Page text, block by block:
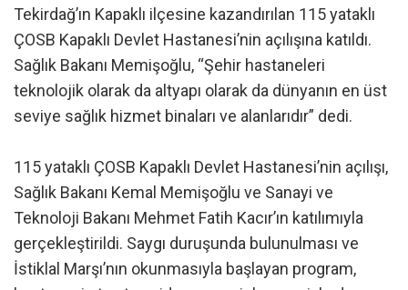
Tekirdağ’ın Kapaklı ilçesine kazandırılan 115 yataklı
ÇOSB Kapaklı Devlet Hastanesi’nin açılışına katıldı.
Sağlık Bakanı Memişoğlu, “Şehir hastaneleri
teknolojik olarak da altyapı olarak da dünyanın en üst
seviye sağlık hizmet binaları ve alanlarıdır” dedi.
115 yataklı ÇOSB Kapaklı Devlet Hastanesi’nin açılışı,
Sağlık Bakanı Kemal Memişoğlu ve Sanayi ve
Teknoloji Bakanı Mehmet Fatih Kacır’ın katılımıyla
gerçekleştirildi. Saygı duruşunda bulunulması ve
İstiklal Marşı’nın okunmasıyla başlayan program,